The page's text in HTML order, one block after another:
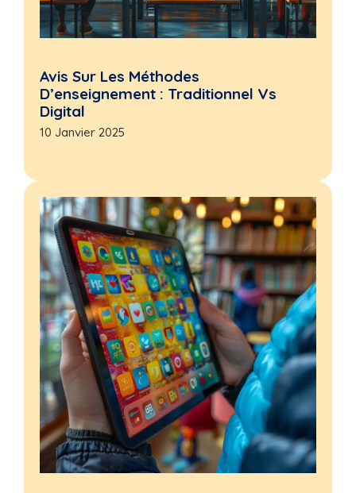
Avis Sur Les Méthodes
D’enseignement : Traditionnel Vs
Digital
10 Janvier 2025